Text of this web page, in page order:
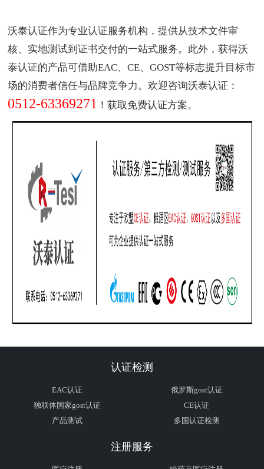
沃泰认证作为专业认证服务机构 ，提供从技术文件审
核、实地测试到证书交付的一站式服务。此外，获得沃
泰认证的产品可借助EAC、CE、GOST等标志提升目标市
场的消费者信任与品牌竞争力。欢迎咨询沃泰认证：
0512-63369271 ！获取免费认证方案。
认证检测
EAC认证
俄罗斯gost认证
独联体国家gost认证
CE认证
产品测试
多国认证检测
注册服务